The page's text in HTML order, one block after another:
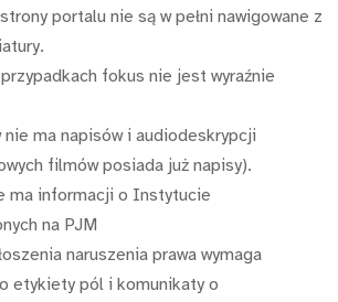
portalu nie są w pełni nawigowane z
fokus nie jest wyraźnie
ma napisów i audiodeskrypcji
filmów posiada już napisy).
ma informacji o Instytucie
na PJM
naruszenia prawa wymaga
etykiety pól i komunikaty o